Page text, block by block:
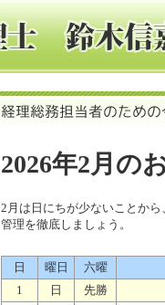
2026年2月の
2月は日にちが少ないことか
管理を徹底しましょう。
日 曜日 六曜
1
日
先勝